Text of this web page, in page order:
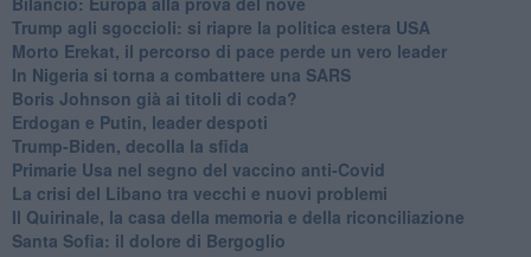
Trump agli sgoccioli: si riapre la politica estera USA
Morto Erekat, il percorso di pace perde un vero leader
In Nigeria si torna a combattere una SARS
Boris Johnson già ai titoli di coda?
Erdogan e Putin, leader despoti
Trump-Biden, decolla la sfida
Primarie Usa nel segno del vaccino anti-Covid
La crisi del Libano tra vecchi e nuovi problemi
Il Quirinale, la casa della memoria e della riconciliazione
Santa Sofia: il dolore di Bergoglio